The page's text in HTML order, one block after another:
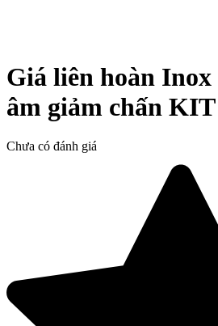
Giá liên hoàn Inox
âm giảm chấn
Chưa có đánh giá